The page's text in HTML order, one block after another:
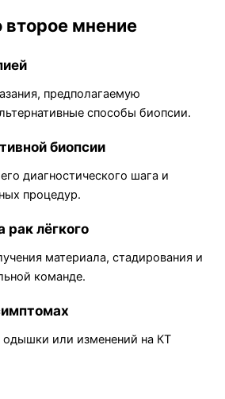
второе мнение
предполагаемую
способы биопсии.
биопсии
диагностического шага и
процедур.
рак лёгкого
материала, стадирования и
команде.
одышки или изменений на КТ